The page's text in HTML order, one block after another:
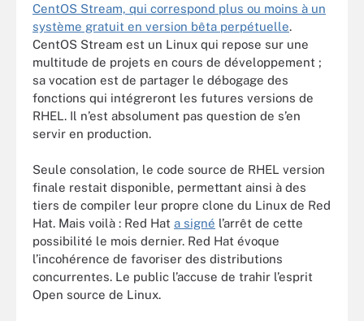
CentOS Stream, qui correspond plus ou moins à un
système gratuit en version bêta perpétuelle.
CentOS Stream est un Linux qui repose sur une
multitude de projets en cours de développement ;
sa vocation est de partager le débogage des
fonctions qui intégreront les futures versions de
RHEL. Il n’est absolument pas question de s’en
servir en production.
Seule consolation, le code source de RHEL version
finale restait disponible, permettant ainsi à des
tiers de compiler leur propre clone du Linux de Red
Hat. Mais voilà : Red Hat a signé l’arrêt de cette
possibilité le mois dernier. Red Hat évoque
l’incohérence de favoriser des distributions
concurrentes. Le public l’accuse de trahir l’esprit
Open source de Linux.